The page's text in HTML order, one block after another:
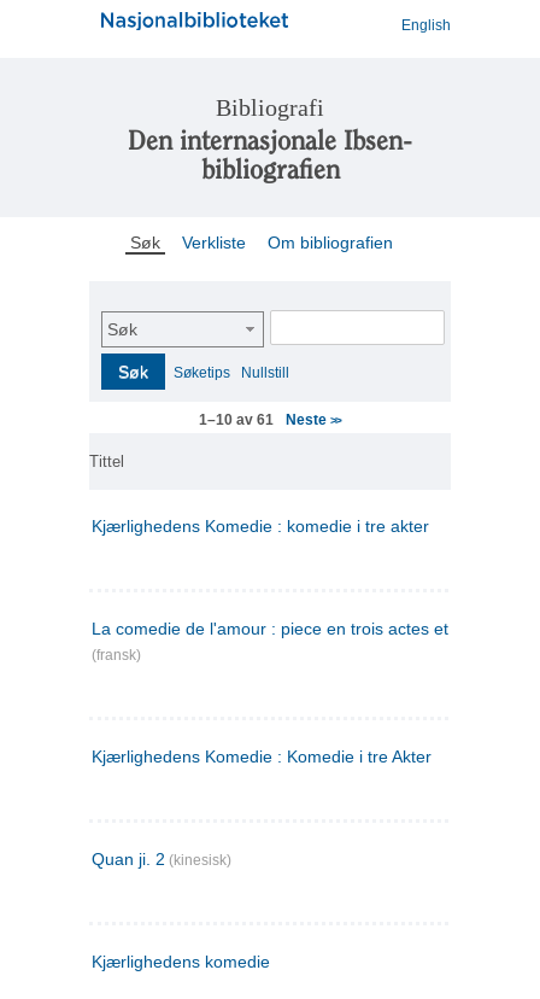
English
Bibliografi
Den internasjonale Ibsen-
bibliografien
Søk Verkliste Om bibliografien
Søk
Søk Søketips Nullstill
1–10 av 61 Neste>>
Tittel
Kjærlighedens Komedie : komedie i tre akter
La comedie de l'amour : piece en trois actes et en vers
(fransk)
Kjærlighedens Komedie : Komedie i tre Akter
Quan ji. 2 (kinesisk)
Kjærlighedens komedie